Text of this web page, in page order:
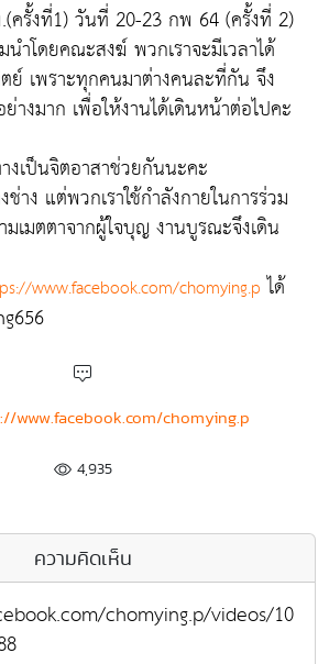
ครั้งที่1) วันที่ 20-23 กพ 64 (ครั้งที่ 2)
ำโดยคณะสงฆ์ พวกเราจะมีเวลาได้
ย์ เพราะทุกคนมาต่างคนละที่กัน จึง
างมาก เพื่อให้งานได้เดินหน้าต่อไปคะ
งเป็นจิตอาสาช่วยกันนะคะ
ช่าง แต่พวกเราใช้กำลังกายในการร่วม
เมตตาจากผู้ใจบุญ งานบูรณะจึงเดิน
www.facebook.com/chomying.p ได้
www.facebook.com/chomying.p
4,935
ความคิดเห็น
chomying.p/videos/10